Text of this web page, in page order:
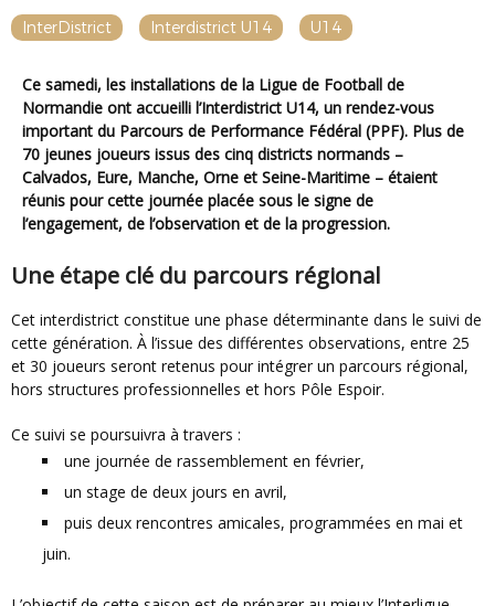
InterDistrict Interdistrict U14 U14
Ce samedi, les installations de la Ligue de Football de
Normandie ont accueilli l’Interdistrict U14, un rendez-vous
important du Parcours de Performance Fédéral (PPF). Plus de
70 jeunes joueurs issus des cinq districts normands –
Calvados, Eure, Manche, Orne et Seine-Maritime – étaient
réunis pour cette journée placée sous le signe de
l’engagement, de l’observation et de la progression.
Une étape clé du parcours régional
Cet interdistrict constitue une phase déterminante dans le suivi de
cette génération. À l’issue des différentes observations, entre 25
et 30 joueurs seront retenus pour intégrer un parcours régional,
hors structures professionnelles et hors Pôle Espoir.
Ce suivi se poursuivra à travers :
une journée de rassemblement en février,
un stage de deux jours en avril,
puis deux rencontres amicales, programmées en mai et
juin.